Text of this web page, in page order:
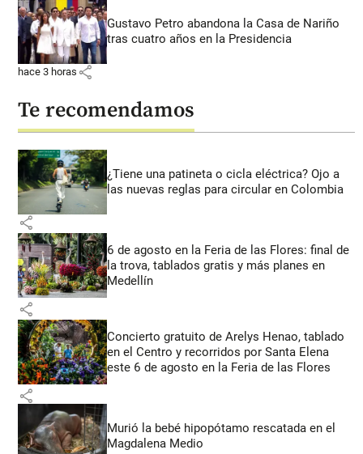
Gustavo Petro abandona la Casa de Nariño
tras cuatro años en la Presidencia
hace 3 horas share
Te recomendamos
¿Tiene una patineta o cicla eléctrica? Ojo a
las nuevas reglas para circular en Colombia
share
6 de agosto en la Feria de las Flores: final de
la trova, tablados gratis y más planes en
Medellín
share
Concierto gratuito de Arelys Henao, tablado
en el Centro y recorridos por Santa Elena
este 6 de agosto en la Feria de las Flores
share
Murió la bebé hipopótamo rescatada en el
Magdalena Medio